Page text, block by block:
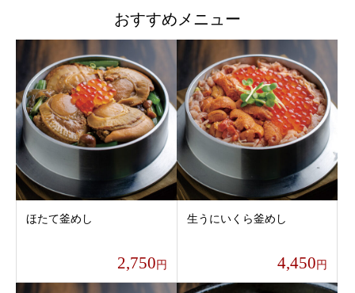
おすすめメニュー
ほたて釜めし
2,750 円
生うにいくら釜めし
4,450 円